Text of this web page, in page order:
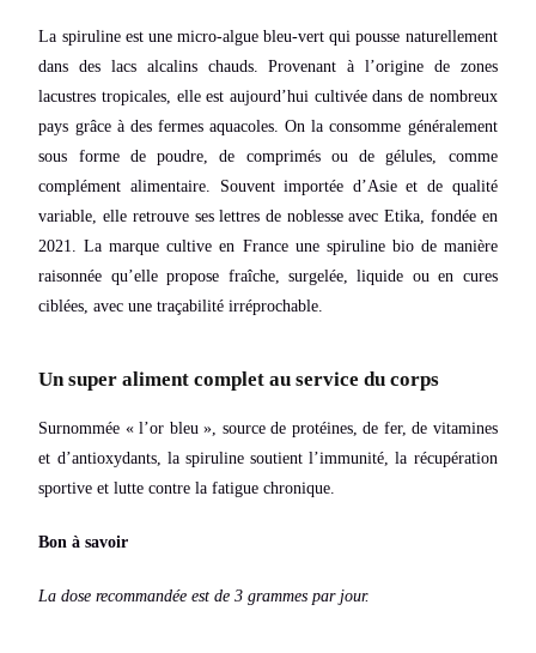
La spiruline est une micro-algue bleu-vert qui pousse naturellement
dans des lacs alcalins chauds. Provenant à l’origine de zones
lacustres tropicales, elle est aujourd’hui cultivée dans de nombreux
pays grâce à des fermes aquacoles. On la consomme généralement
sous forme de poudre, de comprimés ou de gélules, comme
complément alimentaire. Souvent importée d’Asie et de qualité
variable, elle retrouve ses lettres de noblesse avec Etika, fondée en
2021. La marque cultive en France une spiruline bio de manière
raisonnée qu’elle propose fraîche, surgelée, liquide ou en cures
ciblées, avec une traçabilité irréprochable.
Un super aliment complet au service du corps
Surnommée « l’or bleu », source de protéines, de fer, de vitamines
et d’antioxydants, la spiruline soutient l’immunité, la récupération
sportive et lutte contre la fatigue chronique.
Bon à savoir
La dose recommandée est de 3 grammes par jour.